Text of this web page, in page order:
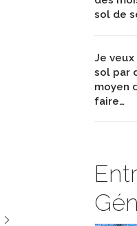
sol de
Je
sol par
moyen
faire…